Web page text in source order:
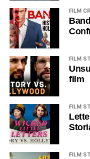
FILM
FILM
film
FILM
FILM